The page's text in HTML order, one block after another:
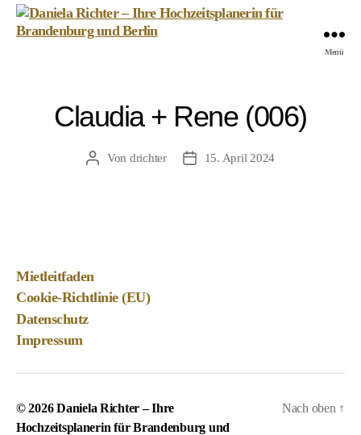
Hochzeitsplanerin
Brandenburg
Menü
Claudia + Rene (006)
Beitragsautor
Von drichter Veröffentlichungsdatum
15. April 2024
Mietleitfaden
Cookie-Richtlinie (EU)
Datenschutz
Impressum
© 2026Daniela Richter – Ihre
Hochzeitsplanerin für Brandenburg und
Nach oben ↑